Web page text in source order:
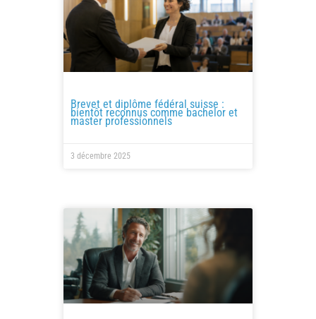
Brevet et diplôme fédéral suisse :
bientôt reconnus comme bachelor et
master professionnels
3 décembre 2025